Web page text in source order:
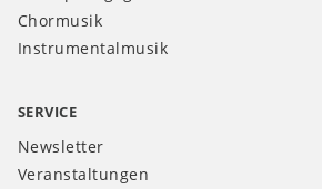
Chormusik
Instrumentalmusik
SERVICE
Newsletter
Veranstaltungen